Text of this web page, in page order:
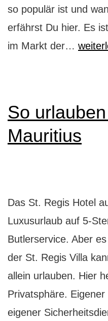
so populär ist und
erfährst Du hier. Es
im Markt der…
sich’s?
So
Mauritius
Das St. Regis Hotel
Luxusurlaub auf 5-
Butlerservice. Aber
der St. Regis Villa
allein urlauben. Hier
Privatsphäre.
eigener